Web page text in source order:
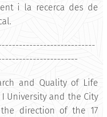
i la recerca des de
and Quality of Life
University and the City
direction of the 17